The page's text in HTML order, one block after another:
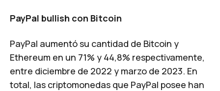
PayPal bullish con Bitcoin
PayPal aumentó su cantidad de Bitcoin y
Ethereum en un 71% y 44,8% respectivamente,
entre diciembre de 2022 y marzo de 2023. En
total, las criptomonedas que PayPal posee han